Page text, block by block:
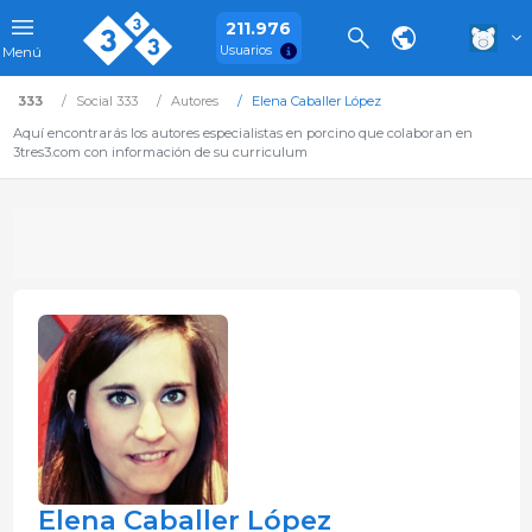
Menú
211.976
Usuarios
333 Social 333 Autores
Elena Caballer López
Aquí encontrarás los autores especialistas en porcino que colaboran en
3tres3.com con información de su curriculum
Elena Caballer López